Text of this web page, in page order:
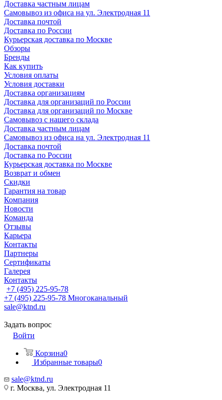
Доставка частным лицам
Самовывоз из офиса на ул. Электродная 11
Доставка почтой
Доставка по России
Курьерская доставка по Москве
Обзоры
Бренды
Как купить
Условия оплаты
Условия доставки
Доставка организациям
Доставка для организаций по России
Доставка для организаций по Москве
Самовывоз с нашего склада
Доставка частным лицам
Самовывоз из офиса на ул. Электродная 11
Доставка почтой
Доставка по России
Курьерская доставка по Москве
Возврат и обмен
Скидки
Гарантия на товар
Компания
Новости
Команда
Отзывы
Карьера
Контакты
Партнеры
Сертификаты
Галерея
Контакты
+7 (495) 225-95-78
+7 (495) 225-95-78 Многоканальный
sale@ktnd.ru
Задать вопрос
Войти
Корзина0
Избранные товары0
sale@ktnd.ru
г. Москва, ул. Электродная 11